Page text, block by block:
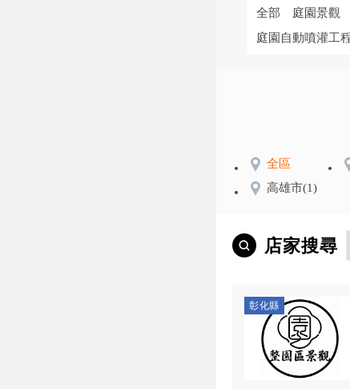
全部 庭園景觀
庭園自動噴灌工
全區
高雄市(1)
店家搜尋
彰化縣